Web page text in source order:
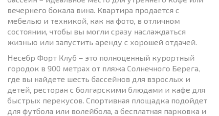
вечернего бокала вина. Квартира продается с
мебелью и техникой, как на фото, в отличном
состоянии, чтобы вы могли сразу наслаждаться
жизнью или запустить аренду с хорошей отдачей.
Несебр Форт Клуб – это полноценный курортный
городок в 900 метрах от пляжа Солнечного Берега,
где вы найдете шесть бассейнов для взрослых и
детей, ресторан с болгарскими блюдами и кафе для
быстрых перекусов. Спортивная площадка подойдет
для футбола или волейбола, а бесплатная парковка и